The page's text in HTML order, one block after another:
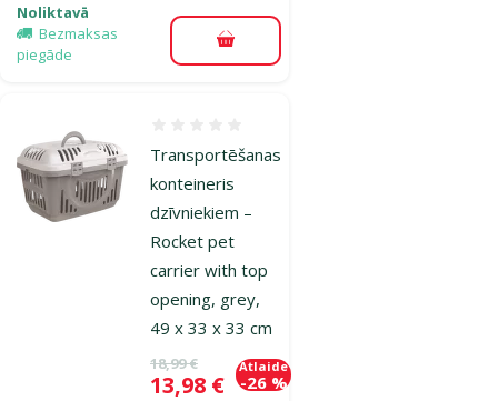
Noliktavā
Bezmaksas
piegāde
Pievienot grozam
Transportēšanas
konteineris
dzīvniekiem –
Rocket pet
carrier with top
opening, grey,
49 x 33 x 33 cm
Oriģinālā cena
18,99 €
Cena
13,98 €
Atlaide
-26 %